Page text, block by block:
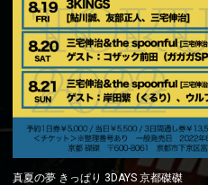
真夏の夢 きっぱり 3DAYS 京都磔磔